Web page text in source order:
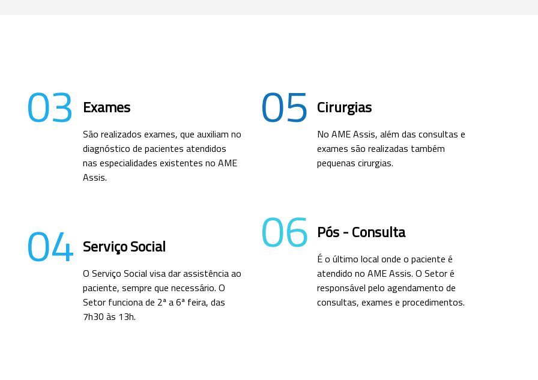
03 Exames
São realizados exames, que auxiliam no
diagnóstico de pacientes atendidos
nas especialidades existentes no AME
Assis.
04 Serviço Social
O Serviço Social visa dar assistência ao
paciente, sempre que necessário. O
Setor funciona de 2ª a 6ª feira, das
7h30 às 13h.
05 Cirurgias
No AME Assis, além das consultas e
exames são realizadas também
pequenas cirurgias.
06 Pós - Consulta
É o último local onde o paciente é
atendido no AME Assis. O Setor é
responsável pelo agendamento de
consultas, exames e procedimentos.